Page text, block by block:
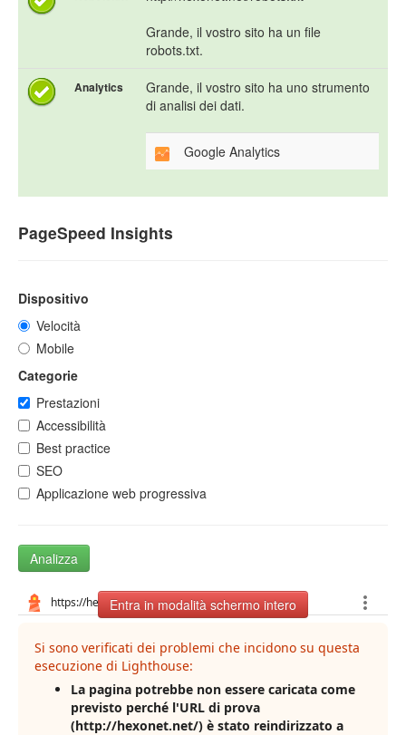
Grande, il vostro sito ha un file
robots.txt.
Analytics
Grande, il vostro sito ha uno strumento
di analisi dei dati.
Google Analytics
PageSpeed Insights
Dispositivo
Velocità
Mobile
Categorie
Prestazioni
Accessibilità
Best practice
SEO
Applicazione web progressiva
Analizza
Entra in modalità schermo intero